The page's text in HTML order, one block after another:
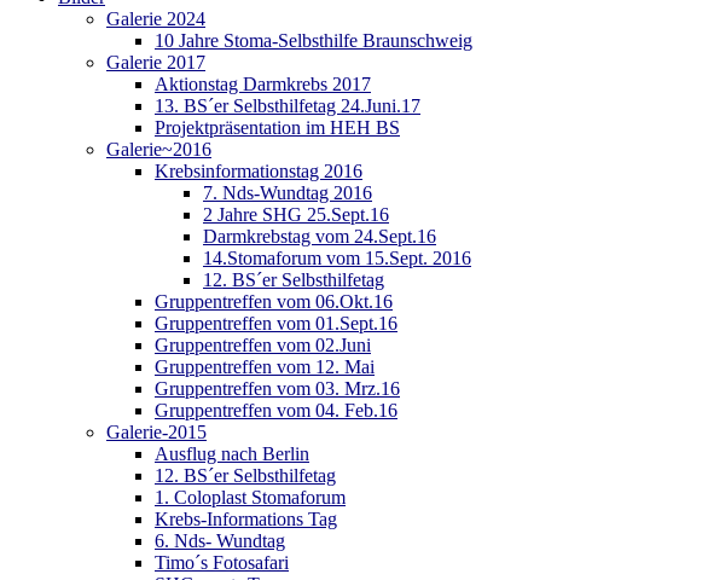
Galerie 2024
10 Jahre Stoma-Selbsthilfe Braunschweig
Galerie 2017
Aktionstag Darmkrebs 2017
13. BS´er Selbsthilfetag 24.Juni.17
Projektpräsentation im HEH BS
Galerie~2016
Krebsinformationstag 2016
7. Nds-Wundtag 2016
2 Jahre SHG 25.Sept.16
Darmkrebstag vom 24.Sept.16
14.Stomaforum vom 15.Sept. 2016
12. BS´er Selbsthilfetag
Gruppentreffen vom 06.Okt.16
Gruppentreffen vom 01.Sept.16
Gruppentreffen vom 02.Juni
Gruppentreffen vom 12. Mai
Gruppentreffen vom 03. Mrz.16
Gruppentreffen vom 04. Feb.16
Galerie-2015
Ausflug nach Berlin
12. BS´er Selbsthilfetag
1. Coloplast Stomaforum
Krebs-Informations Tag
6. Nds- Wundtag
Timo´s Fotosafari